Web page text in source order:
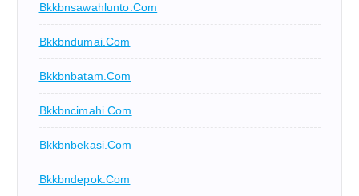
Bkkbnsawahlunto.com
Bkkbndumai.com
Bkkbnbatam.com
Bkkbncimahi.com
Bkkbnbekasi.com
Bkkbndepok.com